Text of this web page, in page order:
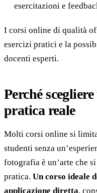
esercitazioni e
I corsi online di qualità
esercizi pratici e la
docenti esperti.
Perché
pratica reale
Molti corsi online si
studenti senza
fotografia è un’arte che
pratica. Un corso ideale
applicazione diretta,